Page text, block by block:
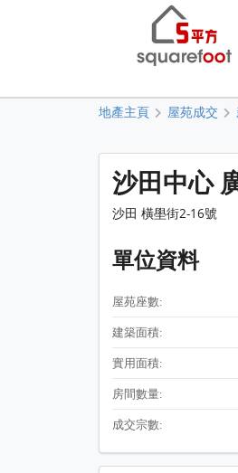
地產主頁 屋苑成交
沙田中心
沙田 橫壆街2-16號
單位資料
屋苑座數:
建築面積:
實用面積:
房間數量:
成交宗數: